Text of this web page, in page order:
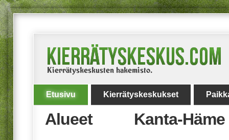
Etusivu Kierrätyskeskukset
Kanta-Häme
Alueet